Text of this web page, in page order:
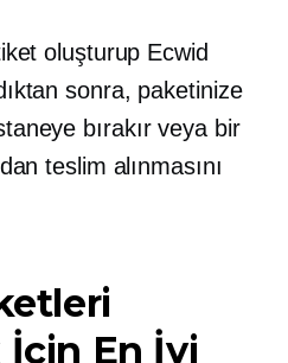
oluşturup Ecwid
sonra, paketinize
bırakır veya bir
teslim alınmasını
En İyi